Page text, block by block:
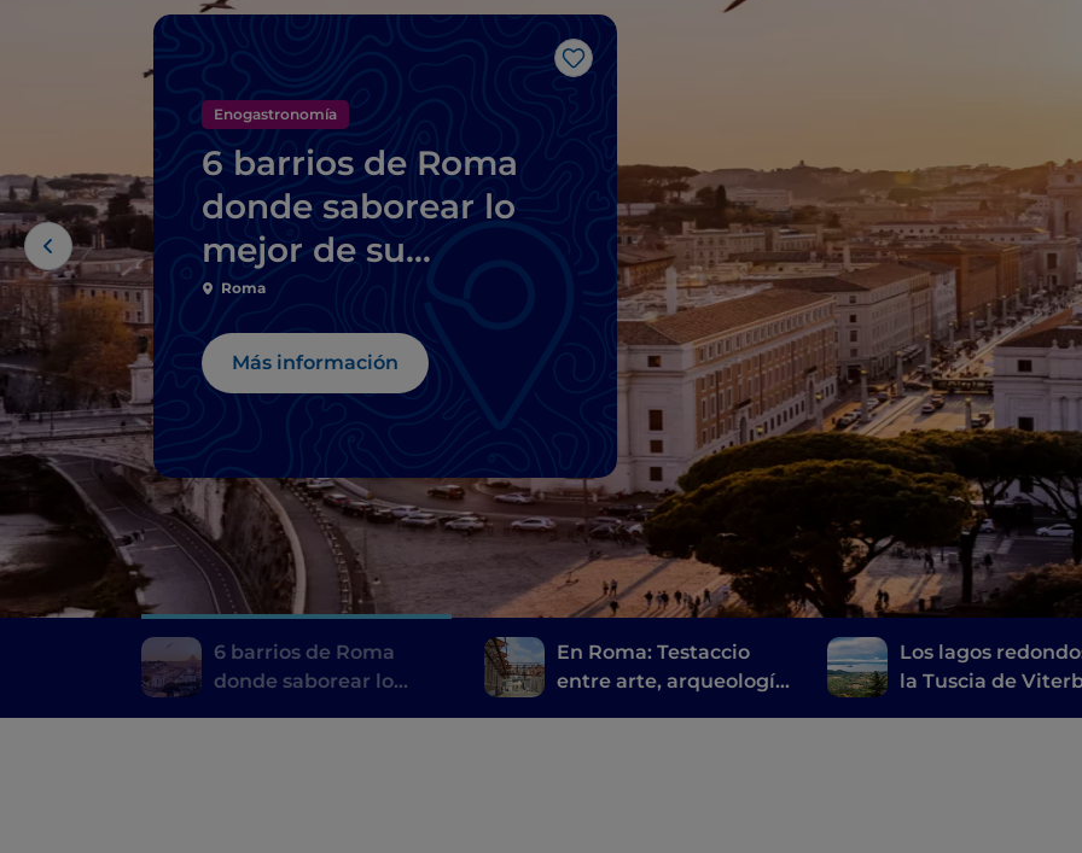
Me gusta
Enogastronomía
6 barrios de Roma
donde saborear lo
mejor de su
gastronomía típica
Roma
Más información
6 barrios de Roma
donde saborear lo
En Roma: Testaccio
entre arte, arqueología
Los lagos
la Tuscia de